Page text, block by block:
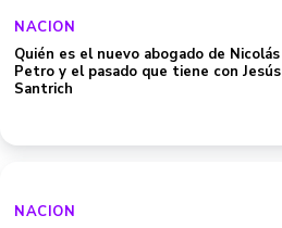
NACION
Quién es el nuevo abogado de Nicolás
Petro y el pasado que tiene con Jesús
Santrich
NACION